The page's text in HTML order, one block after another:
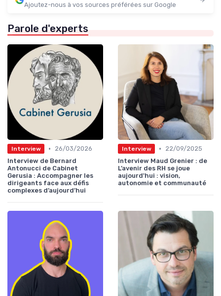
Ajoutez-nous à vos sources préférées sur Google
Parole d'experts
Interview •
26/03/2026
Interview de Bernard
Antonucci de Cabinet
Gerusia : Accompagner les
dirigeants face aux défis
complexes d’aujourd’hui
Interview •
22/09/2025
Interview Maud Grenier : de
L’avenir des RH se joue
aujourd'hui : vision,
autonomie et communauté